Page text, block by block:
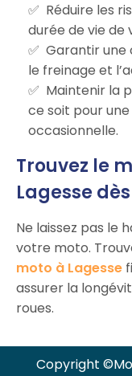
Réduire les
durée de vie de
Garantir une
le freinage et
Maintenir la
ce soit pour
occasionnelle.
Trouvez le
Lagesse
Ne laissez pas le
votre moto.
moto à Lagesse
assurer la
roues.
Copyright